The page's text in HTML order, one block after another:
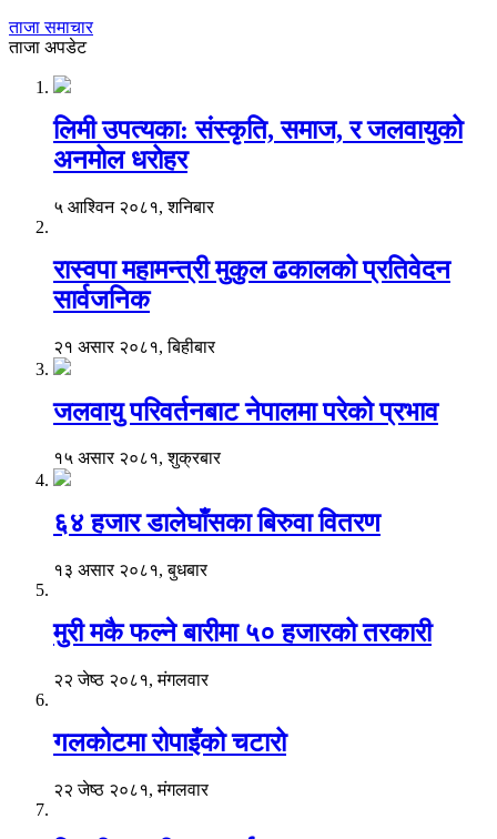
ताजा समाचार
ताजा अपडेट
लिमी उपत्यका: संस्कृति, समाज, र जलवायुको
अनमोल धरोहर
५ आश्विन २०८१, शनिबार
रास्वपा महामन्त्री मुकुल ढकालको प्रतिवेदन
सार्वजनिक
२१ असार २०८१, बिहीबार
जलवायु परिवर्तनबाट नेपालमा परेको प्रभाव
१५ असार २०८१, शुक्रबार
६४ हजार डालेघाँसका बिरुवा वितरण
१३ असार २०८१, बुधबार
मुरी मकै फल्ने बारीमा ५० हजारको तरकारी
२२ जेष्ठ २०८१, मंगलवार
गलकोटमा रोपाइँको चटारो
२२ जेष्ठ २०८१, मंगलवार